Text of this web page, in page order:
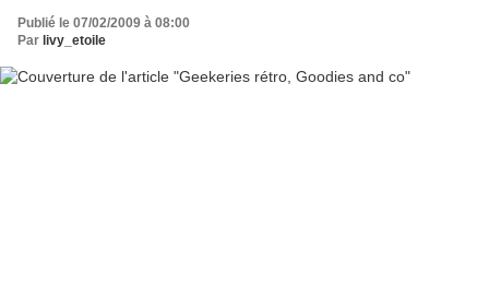
Publié le 07/02/2009 à 08:00
Par livy_etoile